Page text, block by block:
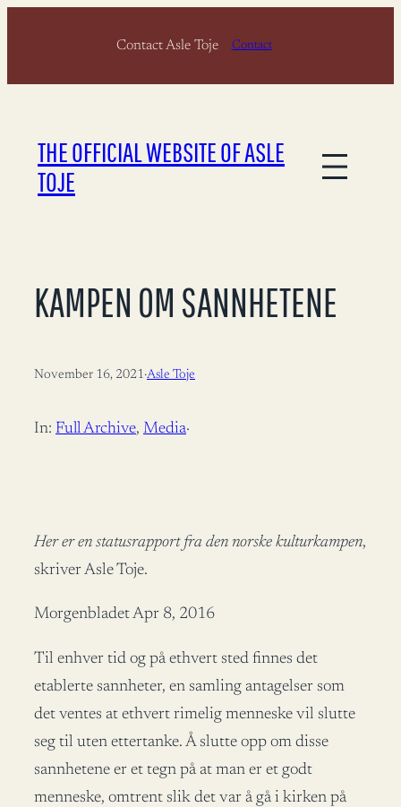
Contact Asle Toje Contact
THE OFFICIAL WEBSITE OF ASLE
TOJE
KAMPEN OM SANNHETENE
November 16, 2021·Asle Toje
In: Full Archive, Media·
Her er en statusrapport fra den norske kulturkampen,
skriver Asle Toje.
Morgenbladet Apr 8, 2016
Til enhver tid og på ethvert sted finnes det
etablerte sannheter, en samling antagelser som
det ventes at ethvert rimelig menneske vil slutte
seg til uten ettertanke. Å slutte opp om disse
sannhetene er et tegn på at man er et godt
menneske, omtrent slik det var å gå i kirken på